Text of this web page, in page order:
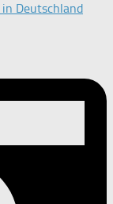
Deutschland